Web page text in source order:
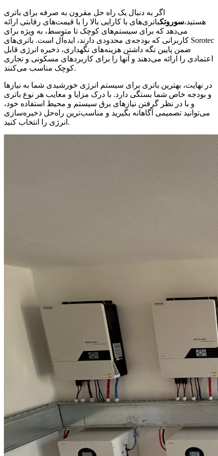
اگر به دنبال یک راه حل مقرون به صرفه برای باتری
هستید،سوروتکباتری‌های با کارایی بالا را با قیمت‌های رقابتی ارائه
می‌دهد که برای سیستم‌های کوچک تا متوسط، به ویژه برای
کاربرانی که بودجه‌ی محدودی دارند، ایده‌آل است. باتری‌های Sorotec
ضمن پایین نگه داشتن هزینه‌های نگهداری، ذخیره انرژی قابل
اعتمادی را ارائه می‌دهند و آنها را برای کاربردهای مسکونی و تجاری
کوچک مناسب می‌کنند.
در نهایت، بهترین باتری برای سیستم انرژی خورشیدی شما به نیازها
و بودجه خاص شما بستگی دارد. با درک مزایا و معایب هر نوع باتری
و با در نظر گرفتن نیازهای برق سیستم و محیط استفاده خود،
می‌توانید تصمیمی آگاهانه بگیرید و مناسب‌ترین راه‌حل ذخیره‌سازی
انرژی را انتخاب کنید.